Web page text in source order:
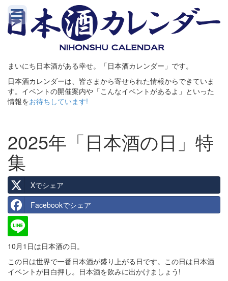
まいにち日本酒がある幸せ。「日本酒カレンダー」です。
日本酒カレンダーは、皆さまから寄せられた情報からできていま
す。イベントの開催案内や「こんなイベントがあるよ」といった
情報をお待ちしています!
2025年「日本酒の日」特
集
Xでシェア
Facebookでシェア
10月1日は日本酒の日。
この日は世界で一番日本酒が盛り上がる日です。この日は日本酒
イベントが目白押し。日本酒を飲みに出かけましょう!